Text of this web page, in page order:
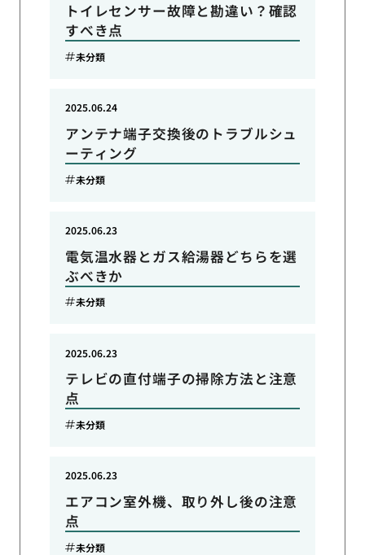
トイレセンサー故障と勘違い？確認
すべき点
未分類
アンテナ端子交換後のトラブルシュ
ーティング
2025.06.24
未分類
電気温水器とガス給湯器どちらを選
ぶべきか
2025.06.23
未分類
テレビの直付端子の掃除方法と注意
点
2025.06.23
未分類
エアコン室外機、取り外し後の注意
点
2025.06.23
未分類